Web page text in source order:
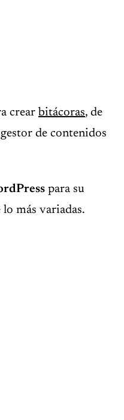
crear bitácoras, de
de contenidos
para su
más variadas.